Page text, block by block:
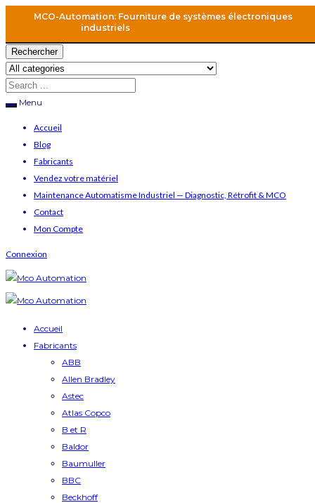
MCO-Automation: Fourniture de systèmes électroniques
industriels
Rechercher
Menu
Accueil
Blog
Fabricants
Vendez votre matériel
Maintenance Automatisme Industriel — Diagnostic, Rétrofit & MCO
Contact
Mon Compte
Connexion
Accueil
Fabricants
ABB
Allen Bradley
Astec
Atlas Copco
B et R
Baldor
Baumuller
BBC
Beckhoff